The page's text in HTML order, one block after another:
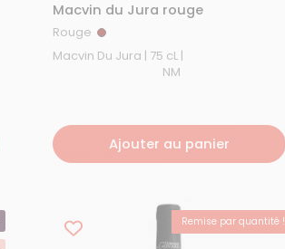
Macvin du Jura rouge
Rouge Rouge
Macvin Du Jura | 75 cL |
NM
Ajouter au panier
Remise par quantité !